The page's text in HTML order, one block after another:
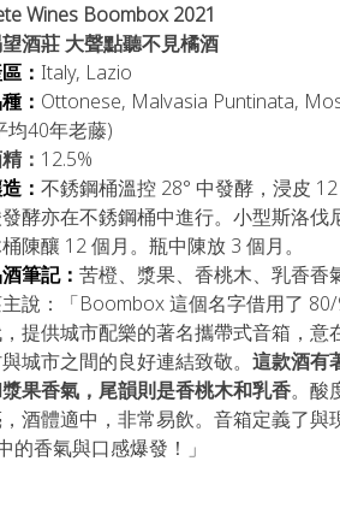
Wines Boombox 2021
酒莊 大聲點聽不見橘酒
： Italy, Lazio
： Ottonese, Malvasia Puntinata,
均40年老藤)
： 12.5%
： 不銹鋼桶溫控 28° 中發酵，浸皮
酵亦在不銹鋼桶中進行。小型斯洛伐
陳釀 12 個月。瓶中陳放 3 個月。
筆記： 苦橙、漿果、香桃木、乳香香
說：「Boombox 這個名字借用了
提供城市配樂的著名攜帶式音箱，意
城市之間的良好連結致敬。 這款酒有
果香氣，尾韻則是香桃木和乳香。酸
酒體適中，非常易飲。音箱定義了與
香氣與口感爆發！」